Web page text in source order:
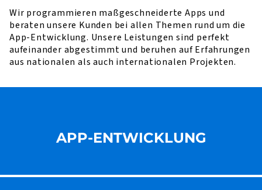
Wir programmieren maßgeschneiderte Apps und
beraten unsere Kunden bei allen Themen rund um die
App-Entwicklung. Unsere Leistungen sind perfekt
aufeinander abgestimmt und beruhen auf Erfahrungen
aus nationalen als auch internationalen Projekten.
APP-ENTWICKLUNG